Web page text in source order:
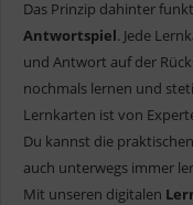
Das Prinzip dahinter
Antwortspiel. Jede
und Antwort auf der
nochmals lernen und
Lernkarten ist von
Du kannst die
auch unterwegs immer
Mit unseren digitalen